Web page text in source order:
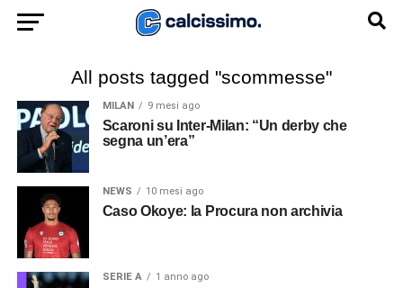
All posts tagged "scommesse"
MILAN 9 mesi ago
Scaroni su Inter-Milan: “Un derby che
segna un’era”
NEWS 10 mesi ago
Caso Okoye: la Procura non archivia
SERIE A 1 anno ago